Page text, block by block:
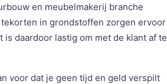
en meubelmakerij branche
in grondstoffen zorgen ervoor
daardoor lastig om met de klant af te
voor dat je geen tijd en geld verspilt